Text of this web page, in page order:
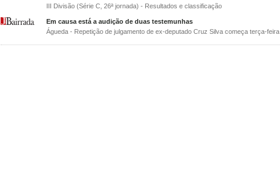
III Divisão (Série C, 26ª jornada) - Resultados e classificação
Em causa está a audição de duas testemunhas
Águeda - Repetição de julgamento de ex-deputado Cruz Silva começa terça-feira